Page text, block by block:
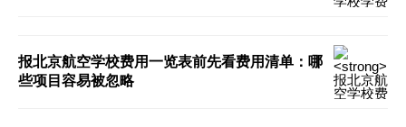
报北京航空学校费用一览表前先看费用清单：哪
些项目容易被忽略